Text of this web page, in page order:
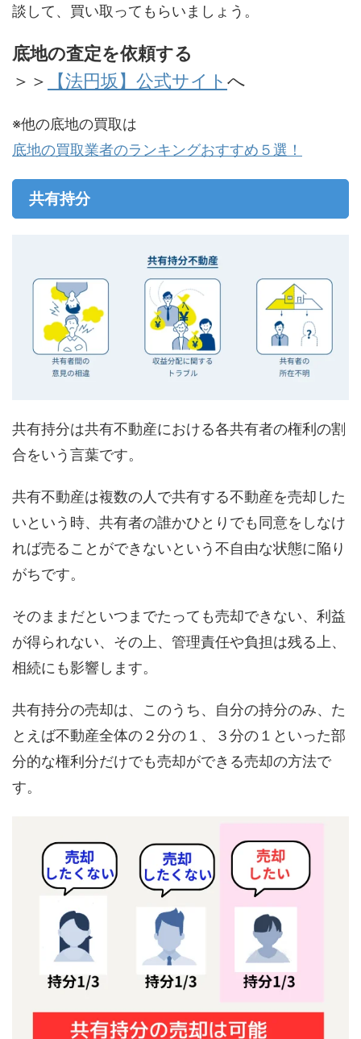
談して、買い取ってもらいましょう。
底地の査定を依頼する
＞＞
【法円坂】公式サイト へ
※他の底地の買取は
底地の買取業者のランキングおすすめ５選！
共有持分
共有持分は共有不動産における各共有者の権利の割
合をいう言葉です。
共有不動産は複数の人で共有する不動産を売却した
いという時、共有者の誰かひとりでも同意をしなけ
れば売ることができないという不自由な状態に陥り
がちです。
そのままだといつまでたっても売却できない、利益
が得られない、その上、管理責任や負担は残る上、
相続にも影響します。
共有持分の売却は、このうち、自分の持分のみ、た
とえば不動産全体の２分の１、３分の１といった部
分的な権利分だけでも売却ができる売却の方法で
す。